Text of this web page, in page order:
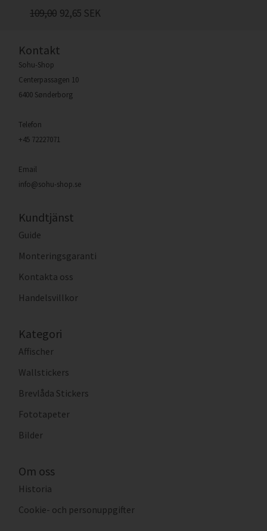
109,00 92,65 SEK
Kontakt
Sohu-Shop
Centerpassagen 10
6400 Sønderborg
Telefon
+45 72227071
Email
info@sohu-shop.se
Kundtjänst
Guide
Monteringsgaranti
Kontakta oss
Handelsvillkor
Kategori
Affischer
Wallstickers
Brevlåda Stickers
Fototapeter
Bilder
Om oss
Historia
Cookie- och personuppgifter